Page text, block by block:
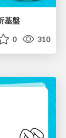
基盤
0 310